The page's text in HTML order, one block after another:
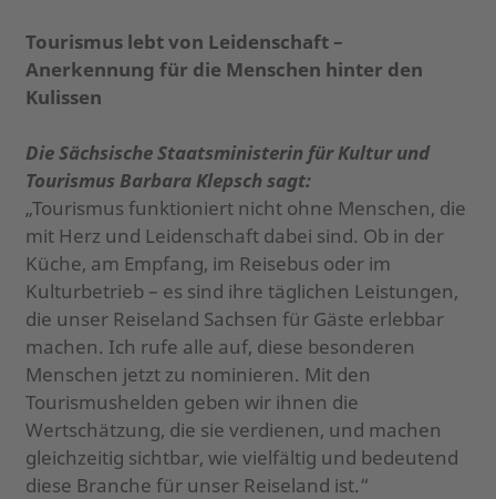
Tourismus lebt von Leidenschaft –
Anerkennung für die Menschen hinter den
Kulissen
Die Sächsische Staatsministerin für Kultur und
Tourismus Barbara Klepsch sagt:
„Tourismus funktioniert nicht ohne Menschen, die
mit Herz und Leidenschaft dabei sind. Ob in der
Küche, am Empfang, im Reisebus oder im
Kulturbetrieb – es sind ihre täglichen Leistungen,
die unser Reiseland Sachsen für Gäste erlebbar
machen. Ich rufe alle auf, diese besonderen
Menschen jetzt zu nominieren. Mit den
Tourismushelden geben wir ihnen die
Wertschätzung, die sie verdienen, und machen
gleichzeitig sichtbar, wie vielfältig und bedeutend
diese Branche für unser Reiseland ist.“